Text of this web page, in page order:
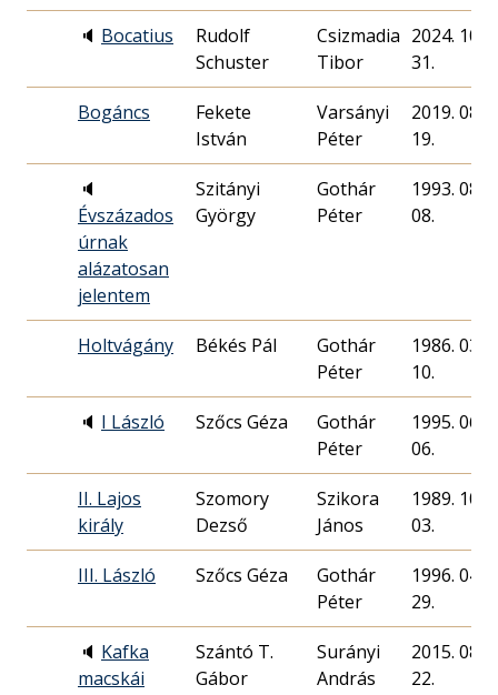
🔈 Bocatius
Rudolf
Schuster
Csizmadia
Tibor
2024. 10.
31.
Bogáncs
Fekete
István
Varsányi
Péter
2019. 08.
19.
🔈
Évszázados
úrnak
alázatosan
jelentem
Szitányi
György
Gothár
Péter
1993. 08.
08.
Holtvágány Békés Pál
Gothár
Péter
1986. 03.
10.
🔈 I László Szőcs Géza
Gothár
Péter
1995. 06.
06.
II. Lajos
király
Szomory
Dezső
Szikora
János
1989. 10.
03.
III. László Szőcs Géza
Gothár
Péter
1996. 04.
29.
🔈 Kafka
macskái
Szántó T.
Gábor
Surányi
András
2015. 08.
22.